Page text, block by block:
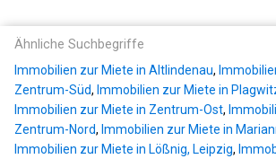
Ähnliche Suchbegriffe
Immobilien zur Miete in Altlindenau,
Zentrum-Süd, Immobilien zur Miete in
Immobilien zur Miete in Zentrum-Ost,
Zentrum-Nord, Immobilien zur Miete in
Immobilien zur Miete in Lößnig, Leipzig,